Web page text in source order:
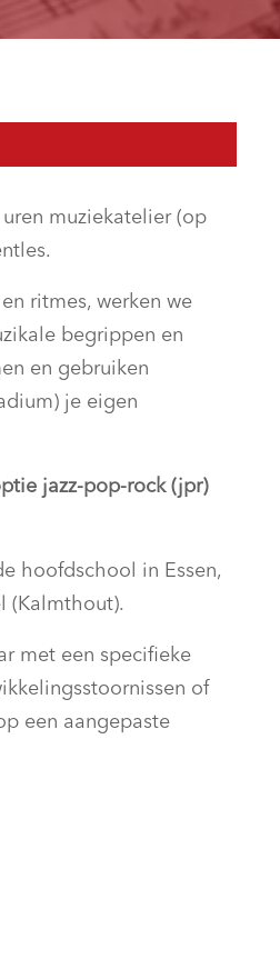
muziekatelier (op
ritmes, werken we
begrippen en
en gebruiken
je eigen
jazz-pop-rock (jpr)
hoofdschool in Essen,
(Kalmthout).
met een specifieke
of
een aangepaste